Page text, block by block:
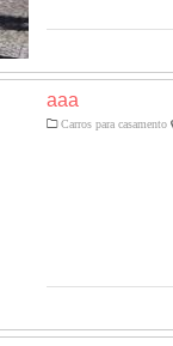
aaa
Carros para casamento